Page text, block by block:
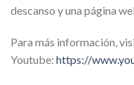
descanso y una página
Para más información,
Youtube: https://